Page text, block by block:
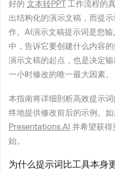
好的 文本转PPT工作流程的
出结构化的演示文稿，而提
作。AI演示文稿提示词是您输
中，告诉它要创建什么内容
演示文稿的起点，也是决定
一小时修改的唯一最大因素。
本指南将详细剖析高效提示
终地提供修改前后的示例。
Presentations.AI 并希望获
始。
为什么提示词比工具本身